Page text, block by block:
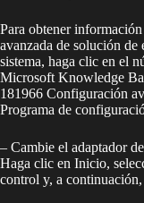
Para obtener
avanzada de solución
sistema, haga clic en el
Microsoft Knowledge
181966 Configuración
Programa de
– Cambie el adaptador
Haga clic en Inicio,
control y, a